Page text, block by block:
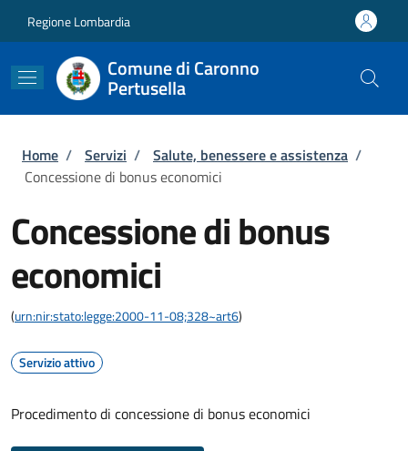
Regione Lombardia
Comune di Caronno
Pertusella
Briciole di pane
Home / Servizi / Salute, benessere e assistenza /
Concessione di bonus economici
Concessione di bonus
economici
(urn:nir:stato:legge:2000-11-08;328~art6)
Servizio attivo
Procedimento di concessione di bonus economici